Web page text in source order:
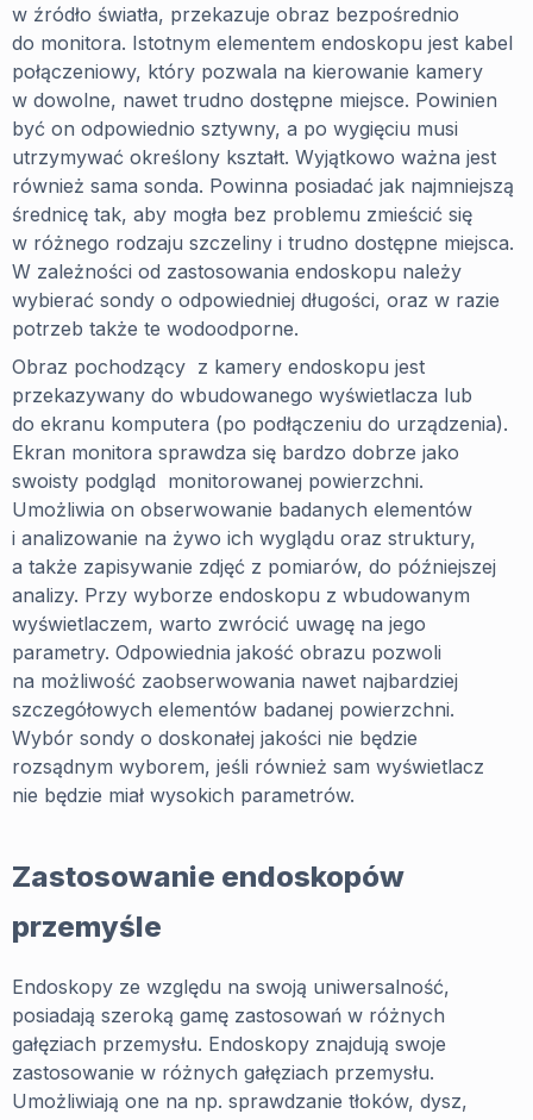
w źródło światła, przekazuje obraz bezpośrednio
do monitora. Istotnym elementem endoskopu jest kabel
połączeniowy, który pozwala na kierowanie kamery
w dowolne, nawet trudno dostępne miejsce. Powinien
być on odpowiednio sztywny, a po wygięciu musi
utrzymywać określony kształt. Wyjątkowo ważna jest
również sama sonda. Powinna posiadać jak najmniejszą
średnicę tak, aby mogła bez problemu zmieścić się
w różnego rodzaju szczeliny i trudno dostępne miejsca.
W zależności od zastosowania endoskopu należy
wybierać sondy o odpowiedniej długości, oraz w razie
potrzeb także te wodoodporne.
Obraz pochodzący z kamery endoskopu jest
przekazywany do wbudowanego wyświetlacza lub
do ekranu komputera (po podłączeniu do urządzenia).
Ekran monitora sprawdza się bardzo dobrze jako
swoisty podgląd monitorowanej powierzchni.
Umożliwia on obserwowanie badanych elementów
i analizowanie na żywo ich wyglądu oraz struktury,
a także zapisywanie zdjęć z pomiarów, do późniejszej
analizy. Przy wyborze endoskopu z wbudowanym
wyświetlaczem, warto zwrócić uwagę na jego
parametry. Odpowiednia jakość obrazu pozwoli
na możliwość zaobserwowania nawet najbardziej
szczegółowych elementów badanej powierzchni.
Wybór sondy o doskonałej jakości nie będzie
rozsądnym wyborem, jeśli również sam wyświetlacz
nie będzie miał wysokich parametrów.
Zastosowanie endoskopów
przemyśle
Endoskopy ze względu na swoją uniwersalność,
posiadają szeroką gamę zastosowań w różnych
gałęziach przemysłu. Endoskopy znajdują swoje
zastosowanie w różnych gałęziach przemysłu.
Umożliwiają one na np. sprawdzanie tłoków, dysz,